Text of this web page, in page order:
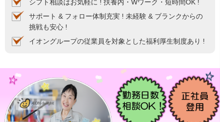
シフト相談はお気軽に ! 扶養内・Wワーク・短時間OK !
サポート & フォロー体制充実 ! 未経験 & ブランクからの
挑戦も安心 !
イオングループの従業員を対象とした福利厚生制度あり !